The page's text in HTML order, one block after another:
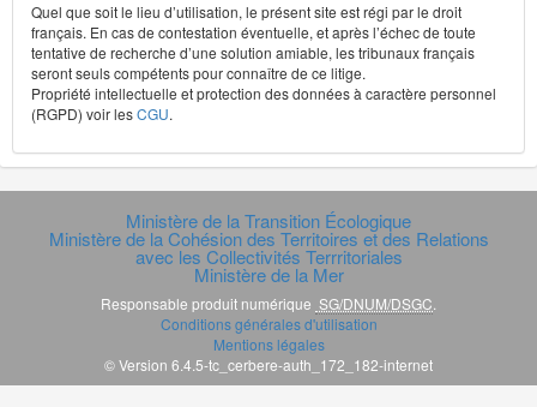
Quel que soit le lieu d’utilisation, le présent site est régi par le droit
français. En cas de contestation éventuelle, et après l’échec de toute
tentative de recherche d’une solution amiable, les tribunaux français
seront seuls compétents pour connaître de ce litige.
Propriété intellectuelle et protection des données à caractère personnel
(RGPD) voir lesCGU.
Ministère de la Transition Écologique
Ministère de la Cohésion des Territoires et des Relations
avec les Collectivités Terrritoriales
Ministère de la Mer
Responsable produit numérique SG/DNUM/DSGC
Conditions générales d'utilisation
Mentions légales
© Version 6.4.5-tc_cerbere-auth_172_182-internet